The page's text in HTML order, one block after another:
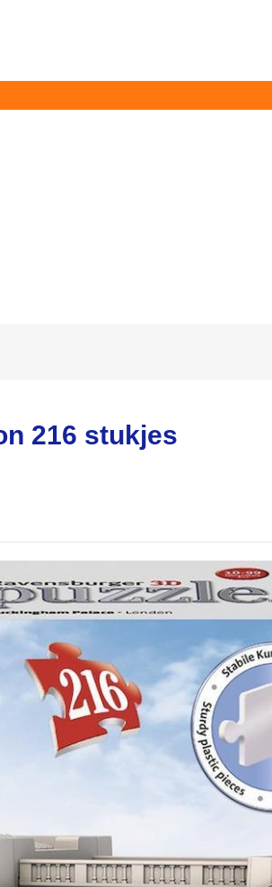
216 stukjes